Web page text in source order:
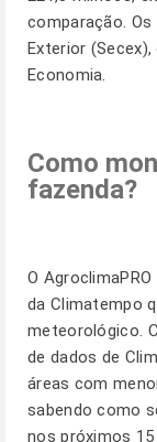
comparação.
Exterior
Economia.
Como
fazenda?
O AgroclimaPRO
da Climatempo
meteorológico.
de dados de
áreas com
sabendo como
nos próximos